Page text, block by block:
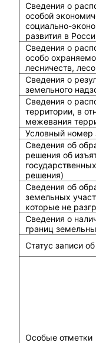
Сведения о
особой
социально-
развития в
Сведения о
особо
лесничеств,
Сведения о
земельного
Сведения о
территории, в
межевания
Условный номер
Сведения об
решения об
решения)
Сведения об
земельных
которые не
Сведения о
границ
Статус записи
Особые отметки